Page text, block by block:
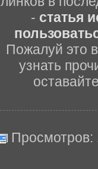
- статья
Пожалуй это
узнать
Просмотров: